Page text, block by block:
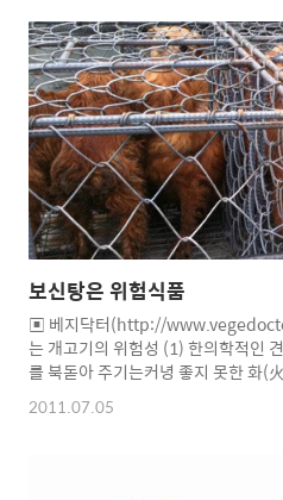
원 등 11인, 정부, 이명수의원 등 10
대한 처벌수준 강화 ▷ 500만원 이
는 1천만원 이하의 벌금 2. 농장동물
축산농장 인증제' 도입 ▷ 동물 본래
사육기준을 충족하는..
보신탕은 위험식품
▣ 베지닥터(http://
는 개고기의 위험성 (1) 한의학적인
를 북돋아 주기는커녕 좋지 못한 화(
해해 원기를 떨어뜨린다. (2) 다른 동
기를 먹게 되면 피가 탁해지고 혈관이
2011.07.05